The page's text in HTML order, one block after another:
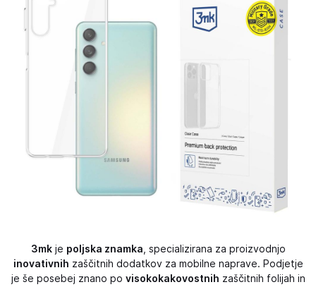
3mkje poljska znamka , specializirana za proizvodnjo
inovativnih zaščitnih dodatkov za mobilne naprave. Podjetje
je še posebej znano po visokokakovostnih zaščitnih folijah in